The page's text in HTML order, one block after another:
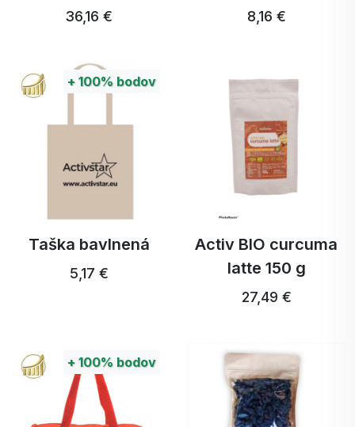
36,16 € 8,16 €
+ 100% bodov
Taška bavlnená
5,17 €
Activ BIO curcuma
latte 150 g
27,49 €
+ 100% bodov